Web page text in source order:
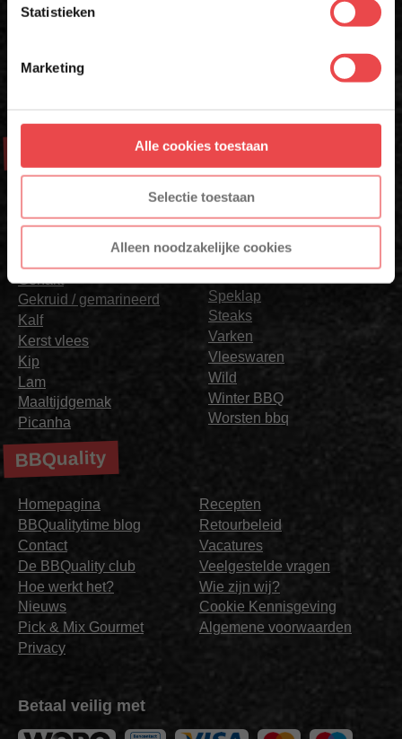
Statistieken
Marketing
Alle cookies toestaan
Selectie toestaan
Alleen noodzakelijke cookies
* Alleen voor nieuwe inschrijvers, korting niet geldig op reeds
afgeprijsde producten.
Burgers
Cadeaus met Smaak
Gehakt
Gekruid / gemarineerd
Kalf
Kerst vlees
Kip
Lam
Maaltijdgemak
Picanha
Pick & Mix
Relatiegeschenken &
Rund
Speklap
Steaks
Varken
Vleeswaren
Wild
Winter BBQ
Worsten bbq
BBQuality
Homepagina
BBQualitytime blog
Contact
De BBQuality club
Hoe werkt het?
Nieuws
Pick & Mix Gourmet
Privacy
Recepten
Retourbeleid
Vacatures
Veelgestelde vragen
Wie zijn wij?
Cookie Kennisgeving
Algemene voorwaarden
Betaal veilig met